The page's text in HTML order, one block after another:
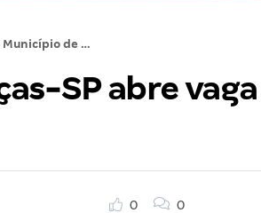
Município de Garças-SP abre vaga para diversas áreas!
SP abre
0 0